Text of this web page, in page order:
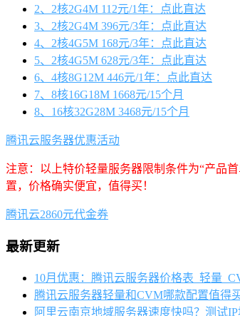
2、2核2G4M 112元/1年：点此直达
3、2核2G4M 396元/3年：点此直达
4、2核4G5M 168元/3年：点此直达
5、2核4G5M 628元/3年：点此直达
6、4核8G12M 446元/1年：点此直达
7、8核16G18M 1668元/15个月
8、16核32G28M 3468元/15个月
腾讯云服务器优惠活动
注意：以上特价轻量服务器限制条件为“产品
置，价格确实便宜，值得买！
腾讯云2860元代金券
最新更新
10月优惠：腾讯云服务器价格表_轻量
腾讯云服务器轻量和CVM哪款配置值得买
阿里云南京地域服务器速度快吗？测试